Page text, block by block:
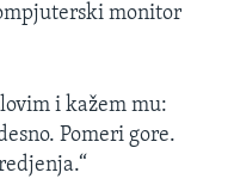
monitor
i kažem mu:
Pomeri gore.